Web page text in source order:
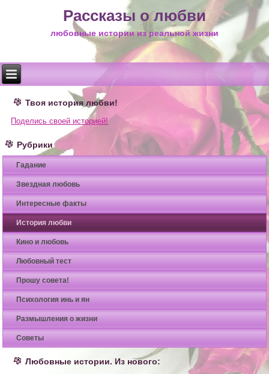
Рассказы о любви
любовные истории из реальной жизни
Твоя история любви!
Поделись своей историей!
Рубрики
Гадание
Звездная любовь
Интересные факты
История любви
Кино и любовь
Любовный тест
Прошу совета!
Психология инь и ян
Размышления о жизни
Советы
Любовные истории. Из нового: